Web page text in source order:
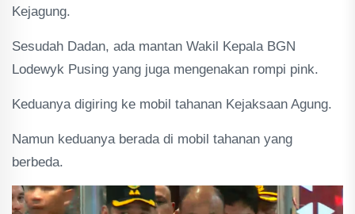
Kejagung.
Sesudah Dadan, ada mantan Wakil Kepala BGN
Lodewyk Pusing yang juga mengenakan rompi pink.
Keduanya digiring ke mobil tahanan Kejaksaan Agung.
Namun keduanya berada di mobil tahanan yang
berbeda.